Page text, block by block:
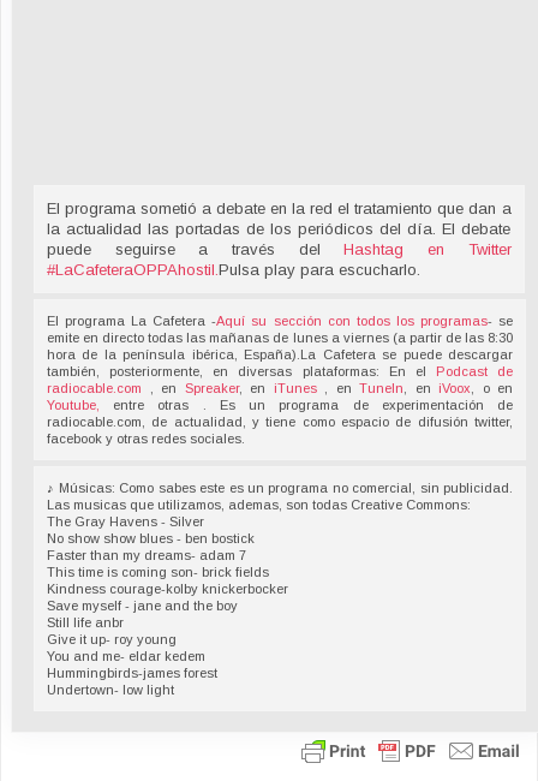
El programa sometió a debate en la red el tratamiento que dan a
la actualidad las portadas de los periódicos del día. El debate
puede seguirse a través delHashtag en Twitter
#LaCafeteraOPPAhostil Pulsa play para escucharlo.
El programa La Cafetera -Aquí su sección con todos los programas- se
emite en directo todas las mañanas de lunes a viernes (a partir de las 8:30
hora de la península ibérica, España).La Cafetera se puede descargar
también, posteriormente, en diversas plataformas: En el Podcast de
radiocable.com
, en Spreaker, en iTunes , enTuneIn , en iVoox , o en
Youtube,
entre otras . Es un programa de experimentación de
radiocable.com, de actualidad, y tiene como espacio de difusión twitter,
facebook y otras redes sociales.
♪ Músicas: Como sabes este es un programa no comercial, sin publicidad.
Las musicas que utilizamos, ademas, son todas Creative Commons:
The Gray Havens - Silver
No show show blues - ben bostick
Faster than my dreams- adam 7
This time is coming son- brick fields
Kindness courage-kolby knickerbocker
Save myself - jane and the boy
Still life anbr
Give it up- roy young
You and me- eldar kedem
Hummingbirds-james forest
Undertown- low light